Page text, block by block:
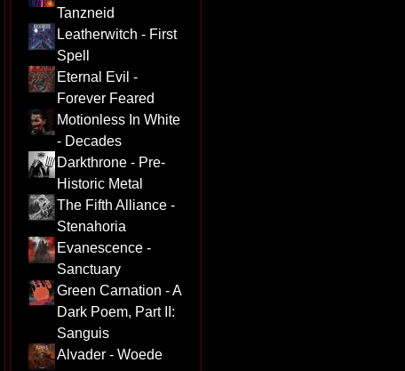
Tanzneid
Leatherwitch - First
Spell
Eternal Evil -
Forever Feared
Motionless In White
- Decades
Darkthrone - Pre-
Historic Metal
The Fifth Alliance -
Stenahoria
Evanescence -
Sanctuary
Green Carnation - A
Dark Poem, Part II:
Sanguis
Alvader - Woede